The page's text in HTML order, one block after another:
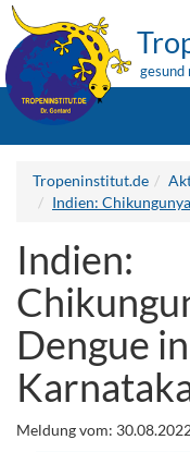
gesund
Tropeninstitut.de
Indien:
Indien:
Dengue in
Meldung vom: